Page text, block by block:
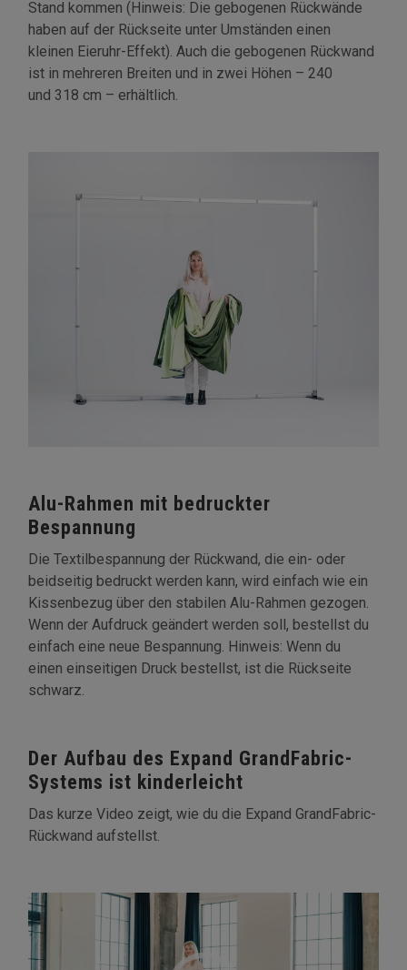
Stand kommen (Hinweis: Die gebogenen Rückwände
haben auf der Rückseite unter Umständen einen
kleinen Eieruhr-Effekt). Auch die gebogenen Rückwand
ist in mehreren Breiten und in zwei Höhen – 240
und 318 cm – erhältlich.
Alu-Rahmen mit bedruckter
Bespannung
Die Textilbespannung der Rückwand, die ein- oder
beidseitig bedruckt werden kann, wird einfach wie ein
Kissenbezug über den stabilen Alu-Rahmen gezogen.
Wenn der Aufdruck geändert werden soll, bestellst du
einfach eine neue Bespannung. Hinweis: Wenn du
einen einseitigen Druck bestellst, ist die Rückseite
schwarz.
Der Aufbau des Expand GrandFabric-
Systems ist kinderleicht
Das kurze Video zeigt, wie du die Expand GrandFabric-
Rückwand aufstellst.